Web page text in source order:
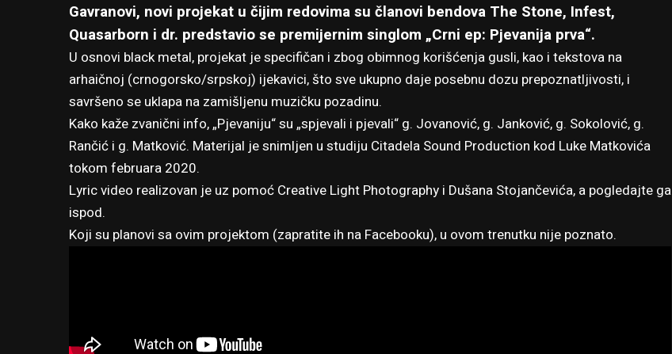
Gavranovi, novi projekat u čijim redovima su članovi bendova The Stone, Infest,
Quasarborn i dr. predstavio se premijernim singlom „Crni ep: Pjevanija prva“.
U osnovi black metal, projekat je specifičan i zbog obimnog korišćenja gusli, kao i tekstova na
arhaičnoj (crnogorsko/srpskoj) ijekavici, što sve ukupno daje posebnu dozu prepoznatljivosti, i
savršeno se uklapa na zamišljenu muzičku pozadinu.
Kako kaže zvanični info, „Pjevaniju“ su „spjevali i pjevali“ g. Jovanović, g. Janković, g. Sokolović, g.
Rančić i g. Matković. Materijal je snimljen u studiju Citadela Sound Production kod Luke Matkovića
tokom februara 2020.
Lyric video realizovan je uz pomoć Creative Light Photography i Dušana Stojančevića, a pogledajte ga
ispod.
Koji su planovi sa ovim projektom (zapratite ih na Facebooku), u ovom trenutku nije poznato.